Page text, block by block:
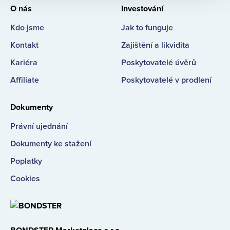
O nás
Kdo jsme
Kontakt
Kariéra
Affiliate
Investování
Jak to funguje
Zajištění a likvidita
Poskytovatelé úvěrů
Poskytovatelé v prodlení
Dokumenty
Právní ujednání
Dokumenty ke stažení
Poplatky
Cookies